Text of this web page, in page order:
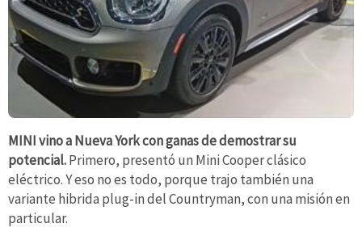
MINI vino a Nueva York con ganas de demostrar su
potencial.Primero, presentó un Mini Cooper clásico
eléctrico. Y eso no es todo, porque trajo también una
variante hibrida plug-in del Countryman, con una misión en
particular.